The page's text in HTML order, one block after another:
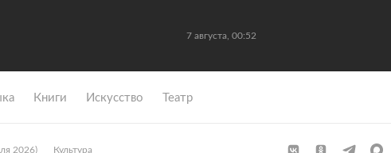
7 августа, 00:52
Книги Искусство Театр
2026) Культура